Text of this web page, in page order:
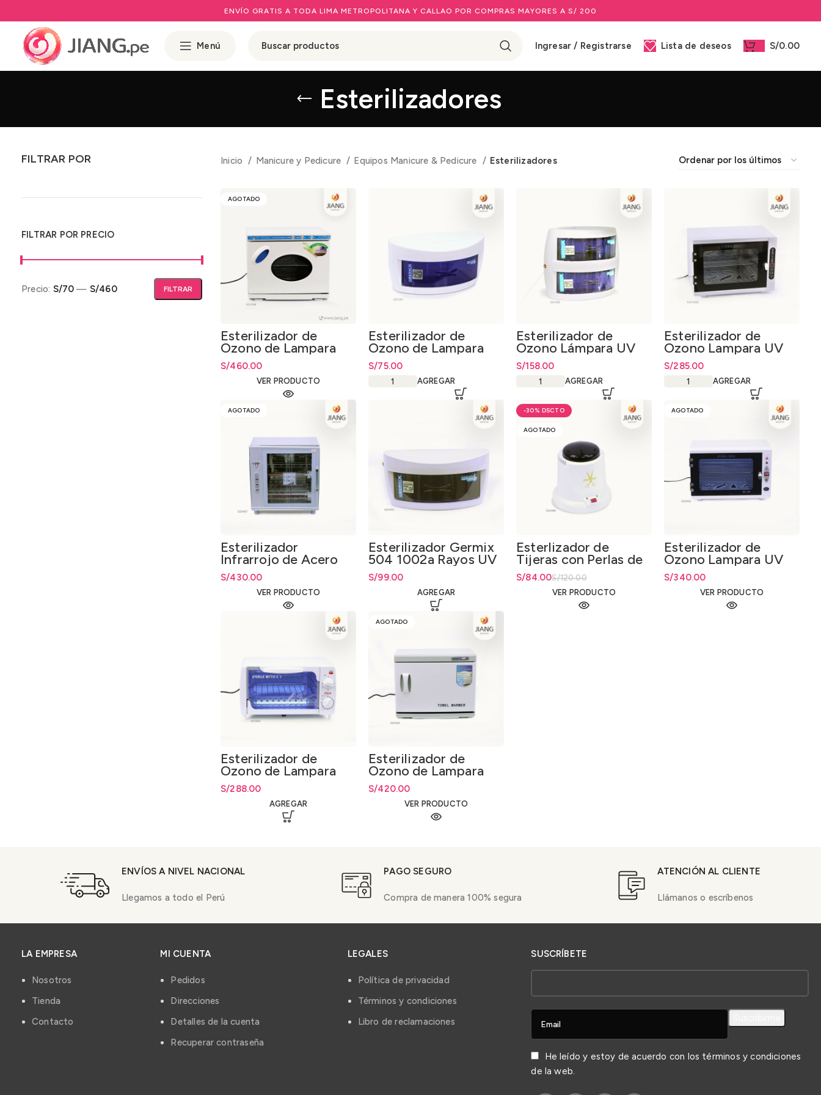
ENVÍO GRATIS A TODA LIMA METROPOLITANA Y CALLAO POR COMPRAS MAYORES A S/ 200
Menú Ingresar / Registrarse Lista de deseos S/0.00
Esterilizadores
FILTRAR POR
FILTRAR POR PRECIO
Precio mínimo
Precio máximo FILTRAR
Precio: S/70 — S/460
Inicio Manicure y Pedicure Equipos Manicure & Pedicure Esterilizadores
AGOTADO
Esterilizador de
Ozono de Lampara
UV + Infrarrojo Con
Ventana
S/460.00
VER PRODUCTO
Esterilizador de
Ozono de Lampara
UV 6W
S/75.00
AGREGAR
Esterilizador de
Ozono Lámpara UV
9w
S/158.00
AGREGAR
Esterilizador de
Ozono Lampara UV
9W Digital Acero
S/285.00
AGREGAR
AGOTADO
Esterilizador
Infrarrojo de Acero
S/430.00
VER PRODUCTO
Esterilizador Germix
504 1002a Rayos UV
S/99.00
AGREGAR
-30%
AGOTADO
Esterlizador de
Tijeras con Perlas de
Cuarzo
S/120.00
El precio original era: S/120.00.
S/84.00
El precio actual es: S/84.00.
VER PRODUCTO
AGOTADO
Esterilizador de
Ozono Lampara UV
9W Digital
S/340.00
VER PRODUCTO
Esterilizador de
Ozono de Lampara
UV 18W
S/288.00
AGREGAR
AGOTADO
Esterilizador de
Ozono de Lampara
UV+Infrarrojo
S/420.00
VER PRODUCTO
ENVÍOS A NIVEL NACIONAL
Llegamos a todo el Perú
PAGO SEGURO
Compra de manera 100% segura
ATENCIÓN AL CLIENTE
Llámanos o escríbenos
LA EMPRESA
Nosotros
Tienda
Contacto
MI CUENTA
Pedidos
Direcciones
Detalles de la cuenta
Recuperar contraseña
LEGALES
Política de privacidad
Términos y condiciones
Libro de reclamaciones
SUSCRÍBETE
He leído y estoy de acuerdo con los términos y condiciones
de la web.